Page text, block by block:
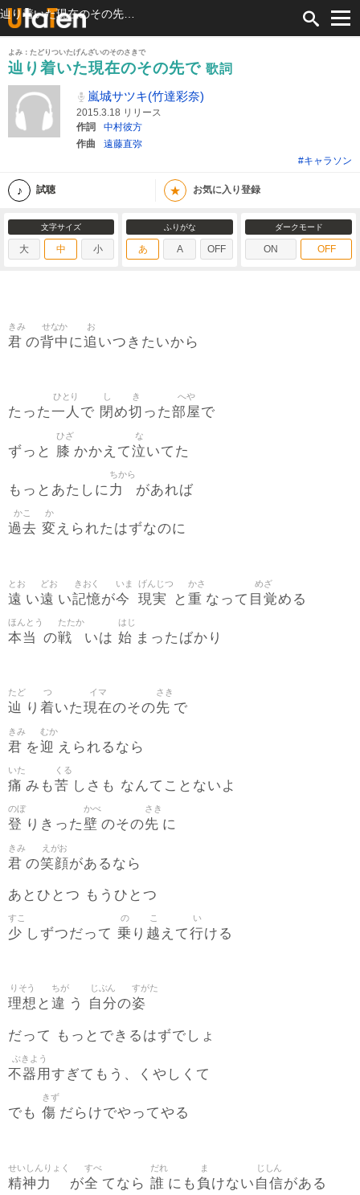
よみ：たどりついたげんざいのそのさきで
辿り着いた現在のその先で 歌詞
嵐城サツキ(竹達彩奈)
2015.3.18 リリース
作詞
中村彼方
作曲
遠藤直弥
#キャラソン
試聴 ★ お気に入り登録
文字サイズ
大 中 小
ふりがな
あ A OFF
ダークモード
ON OFF
君
きみ
の背中
せなか
に追
お
いつきたいから
たった一人
ひとり
で 閉
し
め切
き
った部屋
へや
で
ずっと 膝
ひざ
かかえて泣
な
いてた
もっとあたしに力
ちから
があれば
過去
かこ
変
か
えられたはずなのに
遠
とお
い遠
どお
い記憶
きおく
が今
いま
現実
げんじつ
と 重
かさ
なって 目覚
めざ
める
本当
ほんとう
の戦
たたか
いは 始
はじ
まったばかり
辿
たど
り 着
つ
いた現在
イマ
のその先
さき
で
君
きみ
を迎
むか
えられるなら
痛
いた
みも苦
くる
しさも なんてことないよ
登
のぼ
りきった壁
かべ
のその先
さき
に
君
きみ
の笑顔
えがお
があるなら
あとひとつ もうひとつ
少
すこ
しずつだって 乗
の
り 越
こ
えて行
い
ける
理想
りそう
と 違
ちが
う 自分
じぶん
の姿
すがた
だって もっとできるはずでしょ
不器用
ぶきよう
すぎてもう、くやしくて
でも 傷
きず
だらけでやってやる
精神力
せいしんりょく
が全
すべ
てなら 誰
だれ
にも 負
ま
けない 自信
じしん
がある